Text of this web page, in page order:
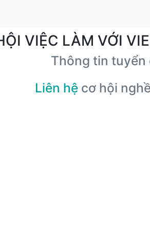
VIỆC LÀM VỚI
Thông tin tuyển
Liên hệ cơ hội